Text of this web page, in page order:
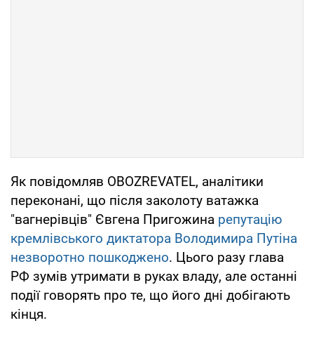
Як повідомляв OBOZREVATEL, аналітики
переконані, що після заколоту ватажка
"вагнерівців" Євгена Пригожина репутацію
кремлівського диктатора Володимира Путіна
незворотно пошкоджено. Цього разу глава
РФ зумів утримати в руках владу, але останні
події говорять про те, що його дні добігають
кінця.